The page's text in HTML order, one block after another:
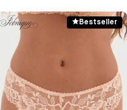
Bestseller